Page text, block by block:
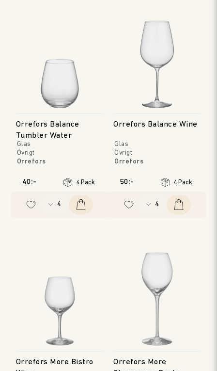
Orrefors Balance
Tumbler Water
Glas
Övrigt
Orrefors
40:- 4 Pack
Orrefors Balance Wine
Glas
Övrigt
Orrefors
50:- 4 Pack
Orrefors More Bistro
Orrefors More